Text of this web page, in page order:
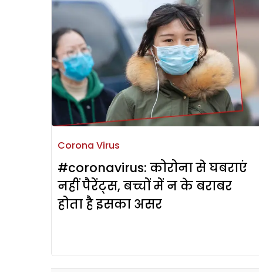
Corona Virus
#coronavirus: कोरोना से घबराएं
नहीं पैरेंट्स, बच्चों में न के बराबर
होता है इसका असर